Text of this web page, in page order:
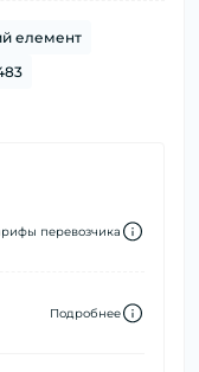
елемент
перевозчика
Подробнее